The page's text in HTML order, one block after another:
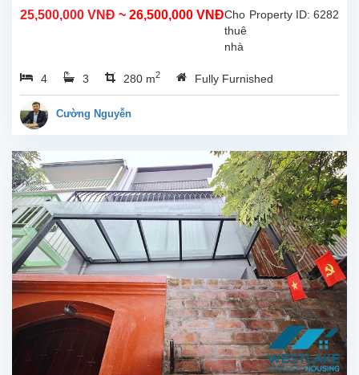
25,500,000 VNĐ ~ 26,500,000 VNĐ Property ID: 6282
Cho
thuê
nhà
phòng
ngủ
thoáng
mát,
tại
Tô
Ngọc
Vân,
Tây
Hà
Nội.
Vị trí
nằm
trong
hẻm
4 3 280 m2 Fully Furnished
Cường Nguyễn